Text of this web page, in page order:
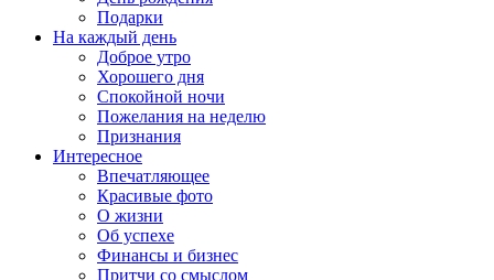
Подарки
На каждый день
Доброе утро
Хорошего дня
Спокойной ночи
Пожелания на неделю
Признания
Интересное
Впечатляющее
Красивые фото
О жизни
Об успехе
Финансы и бизнес
Притчи со смыслом